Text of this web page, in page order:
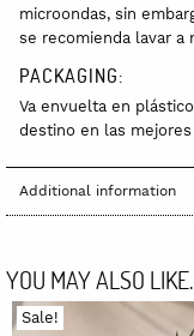
microondas, sin
se recomienda lavar a
PACKAGING:
Va envuelta en
destino en las
Additional information
YOU MAY ALSO
Sale!